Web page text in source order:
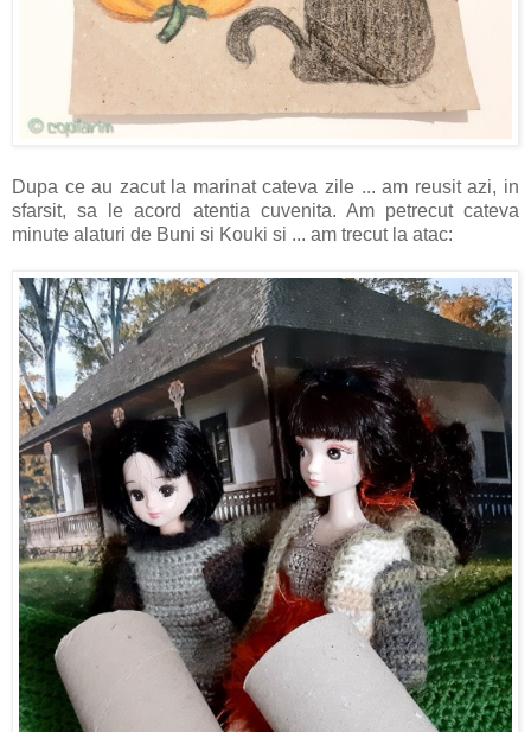
Dupa ce au zacut la marinat cateva zile ... am reusit azi, in
sfarsit, sa le acord atentia cuvenita. Am petrecut cateva
minute alaturi de Buni si Kouki si ... am trecut la atac: